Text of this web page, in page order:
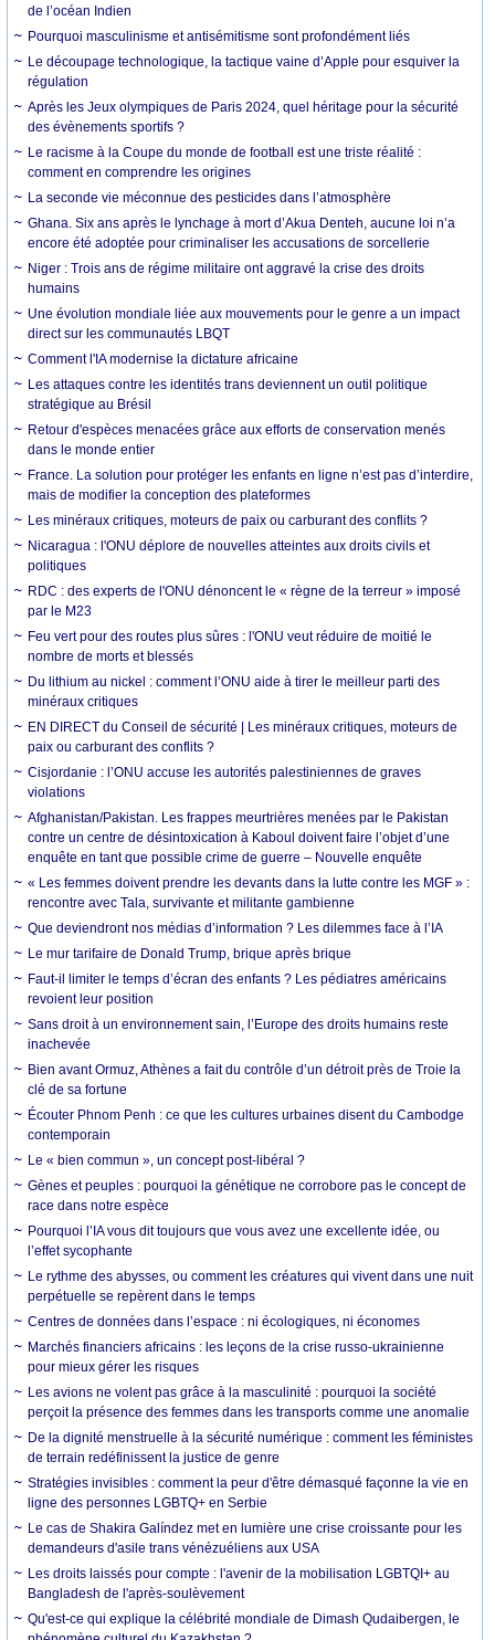
de l’océan Indien
Pourquoi masculinisme et antisémitisme sont profondément liés
Le découpage technologique, la tactique vaine d’Apple pour esquiver la
régulation
Après les Jeux olympiques de Paris 2024, quel héritage pour la sécurité
des évènements sportifs ?
Le racisme à la Coupe du monde de football est une triste réalité :
comment en comprendre les origines
La seconde vie méconnue des pesticides dans l’atmosphère
Ghana. Six ans après le lynchage à mort d’Akua Denteh, aucune loi n’a
encore été adoptée pour criminaliser les accusations de sorcellerie
Niger : Trois ans de régime militaire ont aggravé la crise des droits
humains
Une évolution mondiale liée aux mouvements pour le genre a un impact
direct sur les communautés LBQT
Comment l'IA modernise la dictature africaine
Les attaques contre les identités trans deviennent un outil politique
stratégique au Brésil
Retour d'espèces menacées grâce aux efforts de conservation menés
dans le monde entier
France. La solution pour protéger les enfants en ligne n’est pas d’interdire,
mais de modifier la conception des plateformes
Les minéraux critiques, moteurs de paix ou carburant des conflits ?
Nicaragua : l'ONU déplore de nouvelles atteintes aux droits civils et
politiques
RDC : des experts de l'ONU dénoncent le « règne de la terreur » imposé
par le M23
Feu vert pour des routes plus sûres : l'ONU veut réduire de moitié le
nombre de morts et blessés
Du lithium au nickel : comment l’ONU aide à tirer le meilleur parti des
minéraux critiques
EN DIRECT du Conseil de sécurité | Les minéraux critiques, moteurs de
paix ou carburant des conflits ?
Cisjordanie : l’ONU accuse les autorités palestiniennes de graves
violations
Afghanistan/Pakistan. Les frappes meurtrières menées par le Pakistan
contre un centre de désintoxication à Kaboul doivent faire l’objet d’une
enquête en tant que possible crime de guerre – Nouvelle enquête
« Les femmes doivent prendre les devants dans la lutte contre les MGF » :
rencontre avec Tala, survivante et militante gambienne
Que deviendront nos médias d’information ? Les dilemmes face à l’IA
Le mur tarifaire de Donald Trump, brique après brique
Faut-il limiter le temps d’écran des enfants ? Les pédiatres américains
revoient leur position
Sans droit à un environnement sain, l’Europe des droits humains reste
inachevée
Bien avant Ormuz, Athènes a fait du contrôle d’un détroit près de Troie la
clé de sa fortune
Écouter Phnom Penh : ce que les cultures urbaines disent du Cambodge
contemporain
Le « bien commun », un concept post-libéral ?
Gènes et peuples : pourquoi la génétique ne corrobore pas le concept de
race dans notre espèce
Pourquoi l’IA vous dit toujours que vous avez une excellente idée, ou
l’effet sycophante
Le rythme des abysses, ou comment les créatures qui vivent dans une nuit
perpétuelle se repèrent dans le temps
Centres de données dans l’espace : ni écologiques, ni économes
Marchés financiers africains : les leçons de la crise russo-ukrainienne
pour mieux gérer les risques
Les avions ne volent pas grâce à la masculinité : pourquoi la société
perçoit la présence des femmes dans les transports comme une anomalie
De la dignité menstruelle à la sécurité numérique : comment les féministes
de terrain redéfinissent la justice de genre
Stratégies invisibles : comment la peur d'être démasqué façonne la vie en
ligne des personnes LGBTQ+ en Serbie
Le cas de Shakira Galíndez met en lumière une crise croissante pour les
demandeurs d'asile trans vénézuéliens aux USA
Les droits laissés pour compte : l'avenir de la mobilisation LGBTQI+ au
Bangladesh de l'après-soulèvement
Qu'est-ce qui explique la célébrité mondiale de Dimash Qudaibergen, le